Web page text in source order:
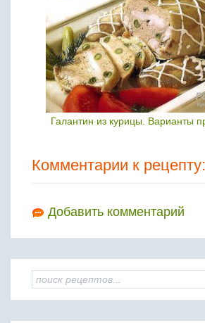
Галантин из курицы. Варианты
Комментарии к рецепту:
Добавить комментарий